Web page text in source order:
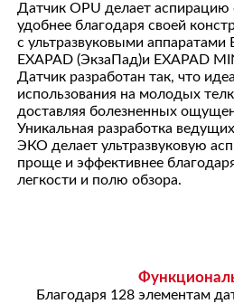
Датчик OPU делает аспирацию
удобнее благодаря своей
с ультразвуковыми аппаратами
EXAPAD (ЭкзаПад)и EXAPAD
Датчик разработан так, что
использования на молодых
доставляя болезненных
Уникальная разработка
ЭКО делает ультразвуковую
проще и эффективнее
легкости и полю обзора.
Благодаря 128 элементам